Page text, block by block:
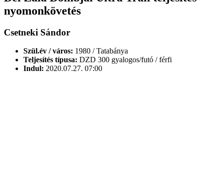
nyomonkövetés
Csetneki Sándor
Szül.év / város: 1980 / Tatabánya
Teljesítés típusa: DZD 300 gyalogos/futó / férfi
Indul: 2020.07.27. 07:00